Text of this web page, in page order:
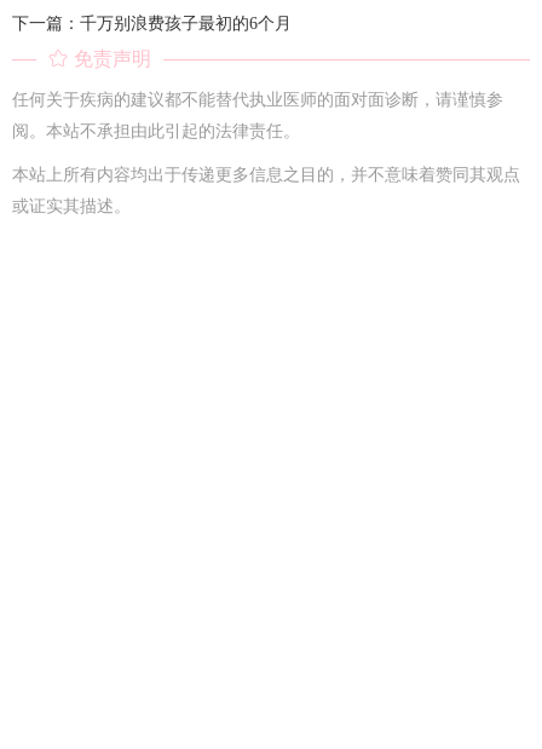
下一篇：千万别浪费孩子最初的6个月
免责声明
任何关于疾病的建议都不能替代执业医师的面对面诊断，请谨慎参
阅。本站不承担由此引起的法律责任。
本站上所有内容均出于传递更多信息之目的，并不意味着赞同其观点
或证实其描述。